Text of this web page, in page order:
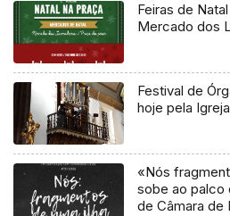
Feiras de
Mercado dos
Festival de
hoje pela
«Nós
sobe ao palco
de Câmara de